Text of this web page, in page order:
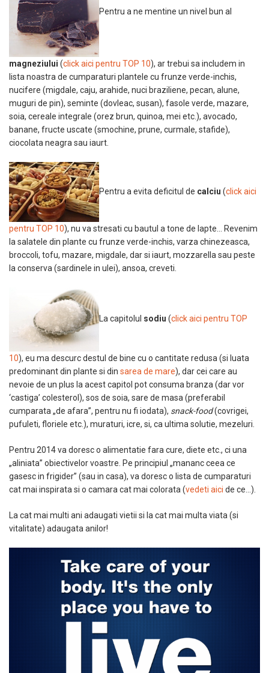
Pentru a ne mentine un nivel bun al
magneziului (click aici pentru TOP 10), ar trebui sa includem in
lista noastra de cumparaturi plantele cu frunze verde-inchis,
nucifere (migdale, caju, arahide, nuci braziliene, pecan, alune,
muguri de pin), seminte (dovleac, susan), fasole verde, mazare,
soia, cereale integrale (orez brun, quinoa, mei etc.), avocado,
banane, fructe uscate (smochine, prune, curmale, stafide),
ciocolata neagra sau iaurt.
Pentru a evita deficitul de calciu (click aici
pentru TOP 10), nu va stresati cu bautul a tone de lapte… Revenim
la salatele din plante cu frunze verde-inchis, varza chinezeasca,
broccoli, tofu, mazare, migdale, dar si iaurt, mozzarella sau peste
la conserva (sardinele in ulei), ansoa, creveti.
La capitolul sodiu (click aici pentru TOP
10), eu ma descurc destul de bine cu o cantitate redusa (si luata
predominant din plante si din sarea de mare), dar cei care au
nevoie de un plus la acest capitol pot consuma branza (dar vor
‘castiga’ colesterol), sos de soia, sare de masa (preferabil
cumparata „de afara”, pentru nu fi iodata), snack-food(covrigei,
pufuleti, floriele etc.), muraturi, icre, si, ca ultima solutie, mezeluri.
Pentru 2014 va doresc o alimentatie fara cure, diete etc., ci una
„aliniata” obiectivelor voastre. Pe principiul „mananc ceea ce
gasesc in frigider” (sau in casa), va doresc o lista de cumparaturi
cat mai inspirata si o camara cat mai colorata (vedeti aici de ce…).
La cat mai multi ani adaugati vietii si la cat mai multa viata (si
vitalitate) adaugata anilor!